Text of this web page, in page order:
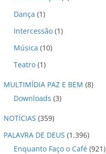
Dança (1)
Intercessão (1)
Música (10)
Teatro (1)
MULTIMÍDIA PAZ E BEM (8)
Downloads (3)
NOTÍCIAS (359)
PALAVRA DE DEUS (1.396)
Enquanto Faço o Café (921)